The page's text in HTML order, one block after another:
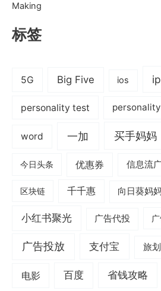
Making
标签
5G Big Five ios
personality test
word 一加 买手妈妈
今日头条 优惠券 信息流
区块链 千千惠 向日葵妈
小红书聚光 广告代投
广告投放 支付宝 旅
电影 百度 省钱攻略